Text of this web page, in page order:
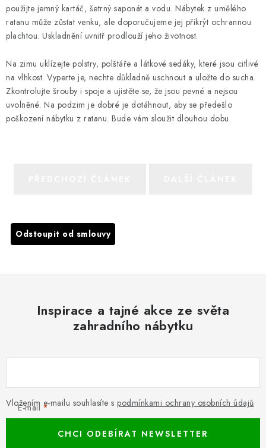
použijte jemný kartáč, šetrný saponát a vodu. Nábytek z umělého
ratanu může zůstat venku, ale doporučujeme jej přikrýt ochrannou
plachtou. Uskladnění uvnitř prodlouží jeho životnost.
Na zimu uklízejte polstry, polštáře a látkové sedáky, které jsou citlivé
na vlhkost. Vyperte je, nechte důkladně uschnout a uložte do sucha.
Zkontrolujte šrouby i spoje a ujistěte se, že jsou pevné a nejsou
uvolněné. Na podzim je dobré je dotáhnout, aby se předešlo
poškození nábytku z ratanu. Bude vám sloužit dlouhou dobu.
Odstoupit od smlouvy
Inspirace a tajné akce ze světa
zahradního nábytku
E-mail
Vložením e-mailu souhlasíte s podmínkami ochrany osobních údajů
CHCI ODEBÍRAT NEWSLETTER